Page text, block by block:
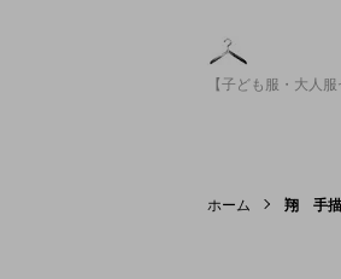
【子ども服・大人
ホーム 翔 手描